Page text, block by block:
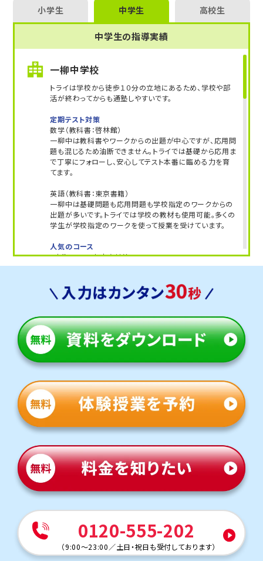
小学生 中学生 高校生
中学生の指導実績
一柳中学校
トライは学校から徒歩１０分の立地にあるため、学校や部
活が終わってからも通塾しやすいです。
定期テスト対策
数学（教科書：啓林館）
一柳中は教科書やワークからの出題が中心ですが、応用問
題も混じるため油断できません。トライでは基礎から応用ま
で丁寧にフォローし、安心してテスト本番に臨める力を育
てます。
英語（教科書：東京書籍）
一柳中は基礎問題も応用問題も学校指定のワークからの
出題が多いです。トライでは学校の教材も使用可能。多くの
学生が学校指定のワークを使って授業を受けています。
人気のコース
・定期テスト・内申点対策コース
・公立入試対策コース
長良中学校
いますが、車での通塾を選ぶご家庭も多く、安心して通えま
す。
定期テスト対策
長良中は学校指定のワークからの出題が多いため、ワーク
を繰り返し解くことがテスト対策のポイントです。最低3周
はワークを解けるよう、授業がない日の宿題管理まで、トラ
イがサポートします。
長良中は定期テストは学校指定ワークからの出題が多く、
テスト前の授業ではワークを使用することが多いです。英
単語等は定着を図るため、覚え方コツから一人ひとりに合
わせた小テストまでお子さまの課題に合わせてサポートし
ます。
人気のコース
御田中学校
トライは最寄り駅から徒歩１分なので、電車に乗って通塾
0120-555-202
（9:00～23:00 ／土日・祝日も受付しております）